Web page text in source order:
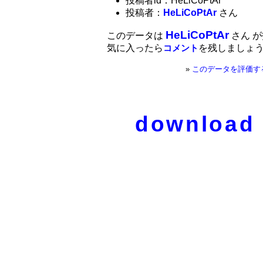
投稿者： HeLiCoPtAr さん
このデータは HeLiCoPtArさん が
気に入ったら コメント を残しましょう
» このデータを評価す
download